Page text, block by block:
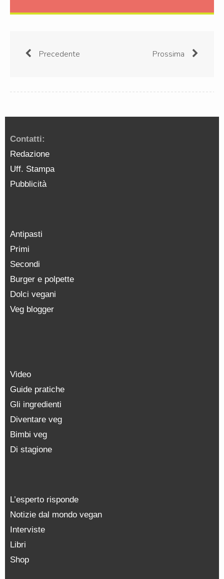
Precedente Prossima
Contatti:
Redazione
Uff. Stampa
Pubblicità
Antipasti
Primi
Secondi
Burger e polpette
Dolci vegani
Veg blogger
Video
Guide pratiche
Gli ingredienti
Diventare veg
Bimbi veg
Di stagione
L’esperto risponde
Notizie dal mondo vegan
Interviste
Libri
Shop